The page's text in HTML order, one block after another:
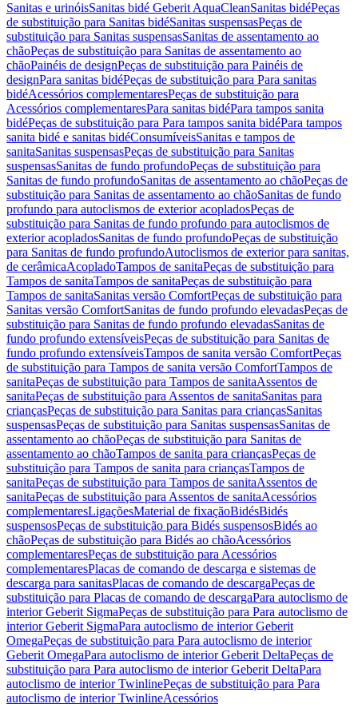
Sanitas e urinóisSanitas bidé Geberit AquaCleanSanitas bidéPeças
de substituição para Sanitas bidéSanitas suspensasPeças de
substituição para Sanitas suspensasSanitas de assentamento ao
chãoPeças de substituição para Sanitas de assentamento ao
chãoPainéis de designPeças de substituição para Painéis de
designPara sanitas bidéPeças de substituição para Para sanitas
bidéAcessórios complementaresPeças de substituição para
Acessórios complementaresPara sanitas bidéPara tampos sanita
bidéPeças de substituição para Para tampos sanita bidéPara tampos
sanita bidé e sanitas bidéConsumíveisSanitas e tampos de
sanitaSanitas suspensasPeças de substituição para Sanitas
suspensasSanitas de fundo profundoPeças de substituição para
Sanitas de fundo profundoSanitas de assentamento ao chãoPeças de
substituição para Sanitas de assentamento ao chãoSanitas de fundo
profundo para autoclismos de exterior acopladosPeças de
substituição para Sanitas de fundo profundo para autoclismos de
exterior acopladosSanitas de fundo profundoPeças de substituição
para Sanitas de fundo profundoAutoclismos de exterior para sanitas,
de cerâmicaAcopladoTampos de sanitaPeças de substituição para
Tampos de sanitaTampos de sanitaPeças de substituição para
Tampos de sanitaSanitas versão ComfortPeças de substituição para
Sanitas versão ComfortSanitas de fundo profundo elevadasPeças de
substituição para Sanitas de fundo profundo elevadasSanitas de
fundo profundo extensíveisPeças de substituição para Sanitas de
fundo profundo extensíveisTampos de sanita versão ComfortPeças
de substituição para Tampos de sanita versão ComfortTampos de
sanitaPeças de substituição para Tampos de sanitaAssentos de
sanitaPeças de substituição para Assentos de sanitaSanitas para
criançasPeças de substituição para Sanitas para criançasSanitas
suspensasPeças de substituição para Sanitas suspensasSanitas de
assentamento ao chãoPeças de substituição para Sanitas de
assentamento ao chãoTampos de sanita para criançasPeças de
substituição para Tampos de sanita para criançasTampos de
sanitaPeças de substituição para Tampos de sanitaAssentos de
sanitaPeças de substituição para Assentos de sanitaAcessórios
complementaresLigaçõesMaterial de fixaçãoBidésBidés
suspensosPeças de substituição para Bidés suspensosBidés ao
chãoPeças de substituição para Bidés ao chãoAcessórios
complementaresPeças de substituição para Acessórios
complementaresPlacas de comando de descarga e sistemas de
descarga para sanitasPlacas de comando de descargaPeças de
substituição para Placas de comando de descargaPara autoclismo de
interior Geberit SigmaPeças de substituição para Para autoclismo de
interior Geberit SigmaPara autoclismo de interior Geberit
OmegaPeças de substituição para Para autoclismo de interior
Geberit OmegaPara autoclismo de interior Geberit DeltaPeças de
substituição para Para autoclismo de interior Geberit DeltaPara
autoclismo de interior TwinlinePeças de substituição para Para
autoclismo de interior TwinlineAcessórios